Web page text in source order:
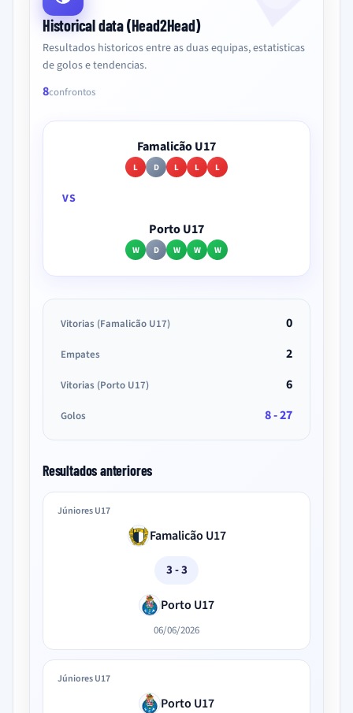
Historical data (Head2Head)
Resultados historicos entre as duas equipas, estatisticas
de golos e tendencias.
8confrontos
Famalicão U17
L D L L L
VS
Porto U17
W D W W W
Vitorias (Famalicão U17) 0
Empates 2
Vitorias (Porto U17) 6
Golos 8 - 27
Resultados anteriores
Júniores U17
Famalicão U17
3 - 3
Porto U17
06/06/2026
Júniores U17
Porto U17